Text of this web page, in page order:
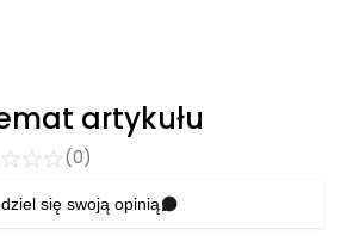
artykułu
(0)
się swoją opinią